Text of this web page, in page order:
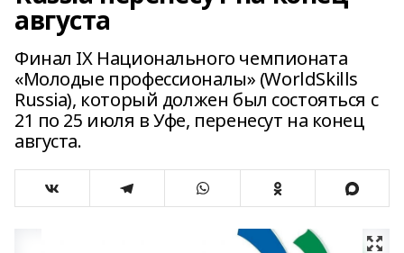
августа
Финал IX Национального чемпионата
«Молодые профессионалы» (WorldSkills
Russia), который должен был состояться с
21 по 25 июля в Уфе, перенесут на конец
августа.